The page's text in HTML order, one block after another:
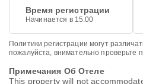
Время регистрации
Начинается в 15.00
Политики регистрации могут
пожалуйста, внимательно проверьте
Примечания Об Отеле
This property will not